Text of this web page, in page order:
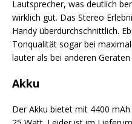
Lautsprecher, was deutlich
wirklich gut. Das Stereo
Handy überdurchschnittlich.
Tonqualität sogar bei
lauter als bei anderen
Akku
Der Akku bietet mit 4400